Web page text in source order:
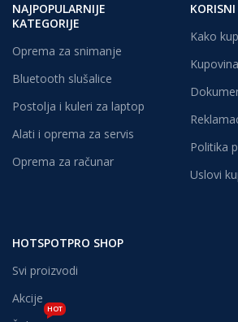
NAJPOPULARNIJE
KATEGORIJE
Oprema za snimanje
Bluetooth slušalice
Postolja i kuleri za laptop
Alati i oprema za servis
Oprema za računar
Kako
Politika
Uslovi
HOTSPOTPRO SHOP
Svi proizvodi
Akcije
HOT